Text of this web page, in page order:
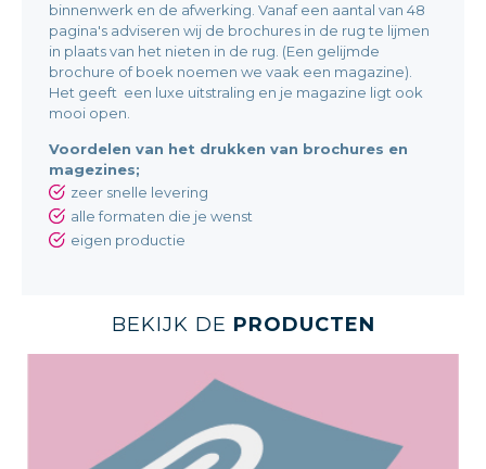
binnenwerk en de afwerking. Vanaf een aantal van 48
pagina's adviseren wij de brochures in de rug te lijmen
in plaats van het nieten in de rug. (Een gelijmde
brochure of boek noemen we vaak een magazine).
Het geeft een luxe uitstraling en je magazine ligt ook
mooi open.
Voordelen van het drukken van brochures en
magezines;
zeer snelle levering
alle formaten die je wenst
eigen productie
BEKIJK DE PRODUCTEN